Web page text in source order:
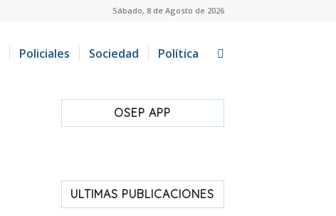
Sábado, 8 de Agosto de 2026
Policiales Sociedad Política
OSEP APP
ULTIMAS PUBLICACIONES